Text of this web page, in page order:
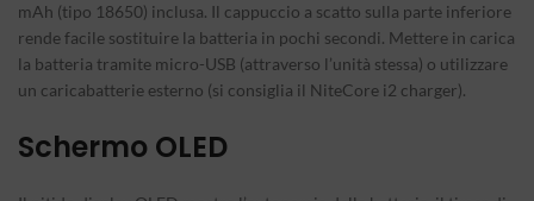
mAh (tipo 18650) inclusa. Il cappuccio a scatto sulla parte inferiore
rende facile sostituire la batteria in pochi secondi. Mettere in carica
la batteria tramite micro-USB (attraverso l’unità stessa) o utilizzare
un caricabatterie esterno (si consiglia il NiteCore i2 charger).
Schermo OLED